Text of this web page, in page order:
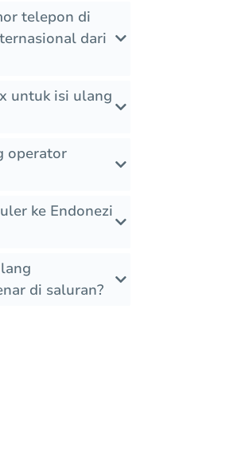
telepon di
dari
untuk isi ulang
operator
ke Endonezi
di saluran?